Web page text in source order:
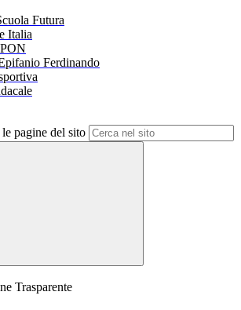
Futura
Italia
Ferdinando
pagine del sito
Trasparente